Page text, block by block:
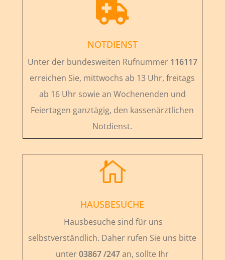

NOTDIENST
Unter der bundesweiten Rufnummer 116117
erreichen Sie, mittwochs ab 13 Uhr, freitags
ab 16 Uhr sowie an Wochenenden und
Feiertagen ganztägig, den kassenärztlichen
Notdienst.

HAUSBESUCHE
Hausbesuche sind für uns
selbstverständlich. Daher rufen Sie uns bitte
unter03867 /247an, sollte Ihr